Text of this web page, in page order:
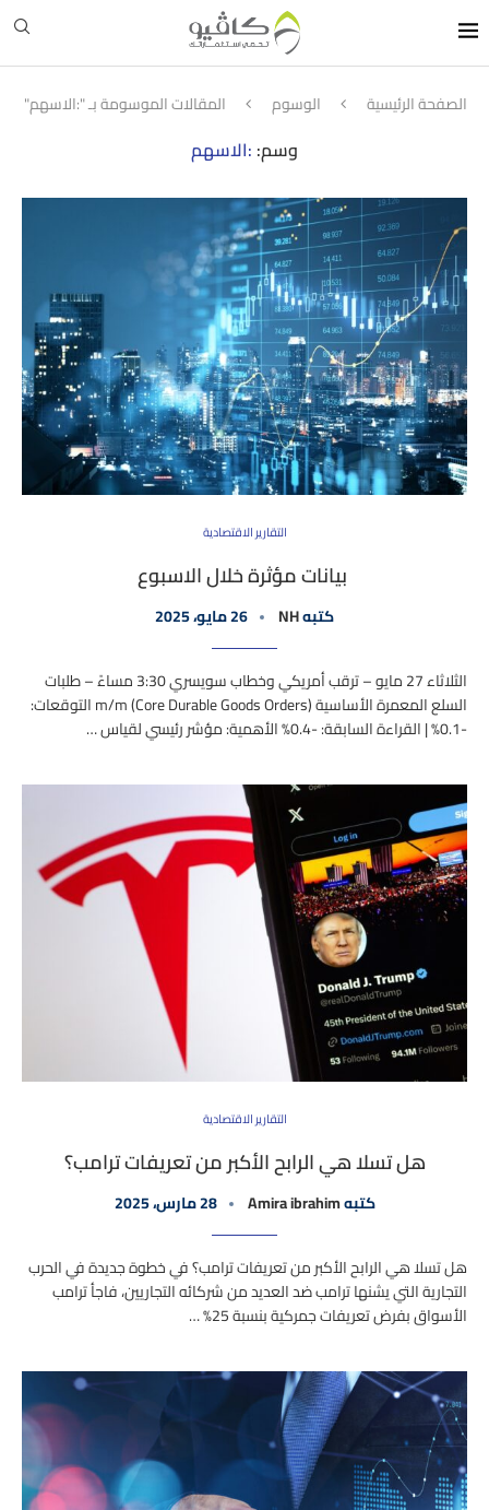
الصفحة الرئيسية الوسوم المقالات الموسومة بـ ":الاسهم"
وسم: :الاسهم
التقارير الاقتصادية
بيانات مؤثرة خلال الاسبوع
كتبهNH 26 مايو، 2025
الثلاثاء 27 مايو – ترقب أمريكي وخطاب سويسري 3:30 مساءً – طلبات
السلع المعمرة الأساسية m/m (Core Durable Goods Orders) التوقعات:
-0.1% | القراءة السابقة: -0.4% الأهمية: مؤشر رئيسي لقياس …
التقارير الاقتصادية
هل تسلا هي الرابح الأكبر من تعريفات ترامب؟
كتبهAmira ibrahim 28 مارس، 2025
هل تسلا هي الرابح الأكبر من تعريفات ترامب؟ في خطوة جديدة في الحرب
التجارية التي يشنها ترامب ضد العديد من شركائه التجاريين، فاجأ ترامب
الأسواق بفرض تعريفات جمركية بنسبة 25% …